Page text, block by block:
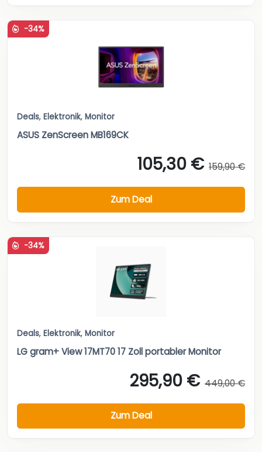
-34%
Deals, Elektronik, Monitor
ASUS ZenScreen MB169CK
105,30 € 159,90 €
Zum Deal
-34%
Deals, Elektronik, Monitor
LG gram+ View 17MT70 17 Zoll portabler Monitor
295,90 € 449,00 €
Zum Deal